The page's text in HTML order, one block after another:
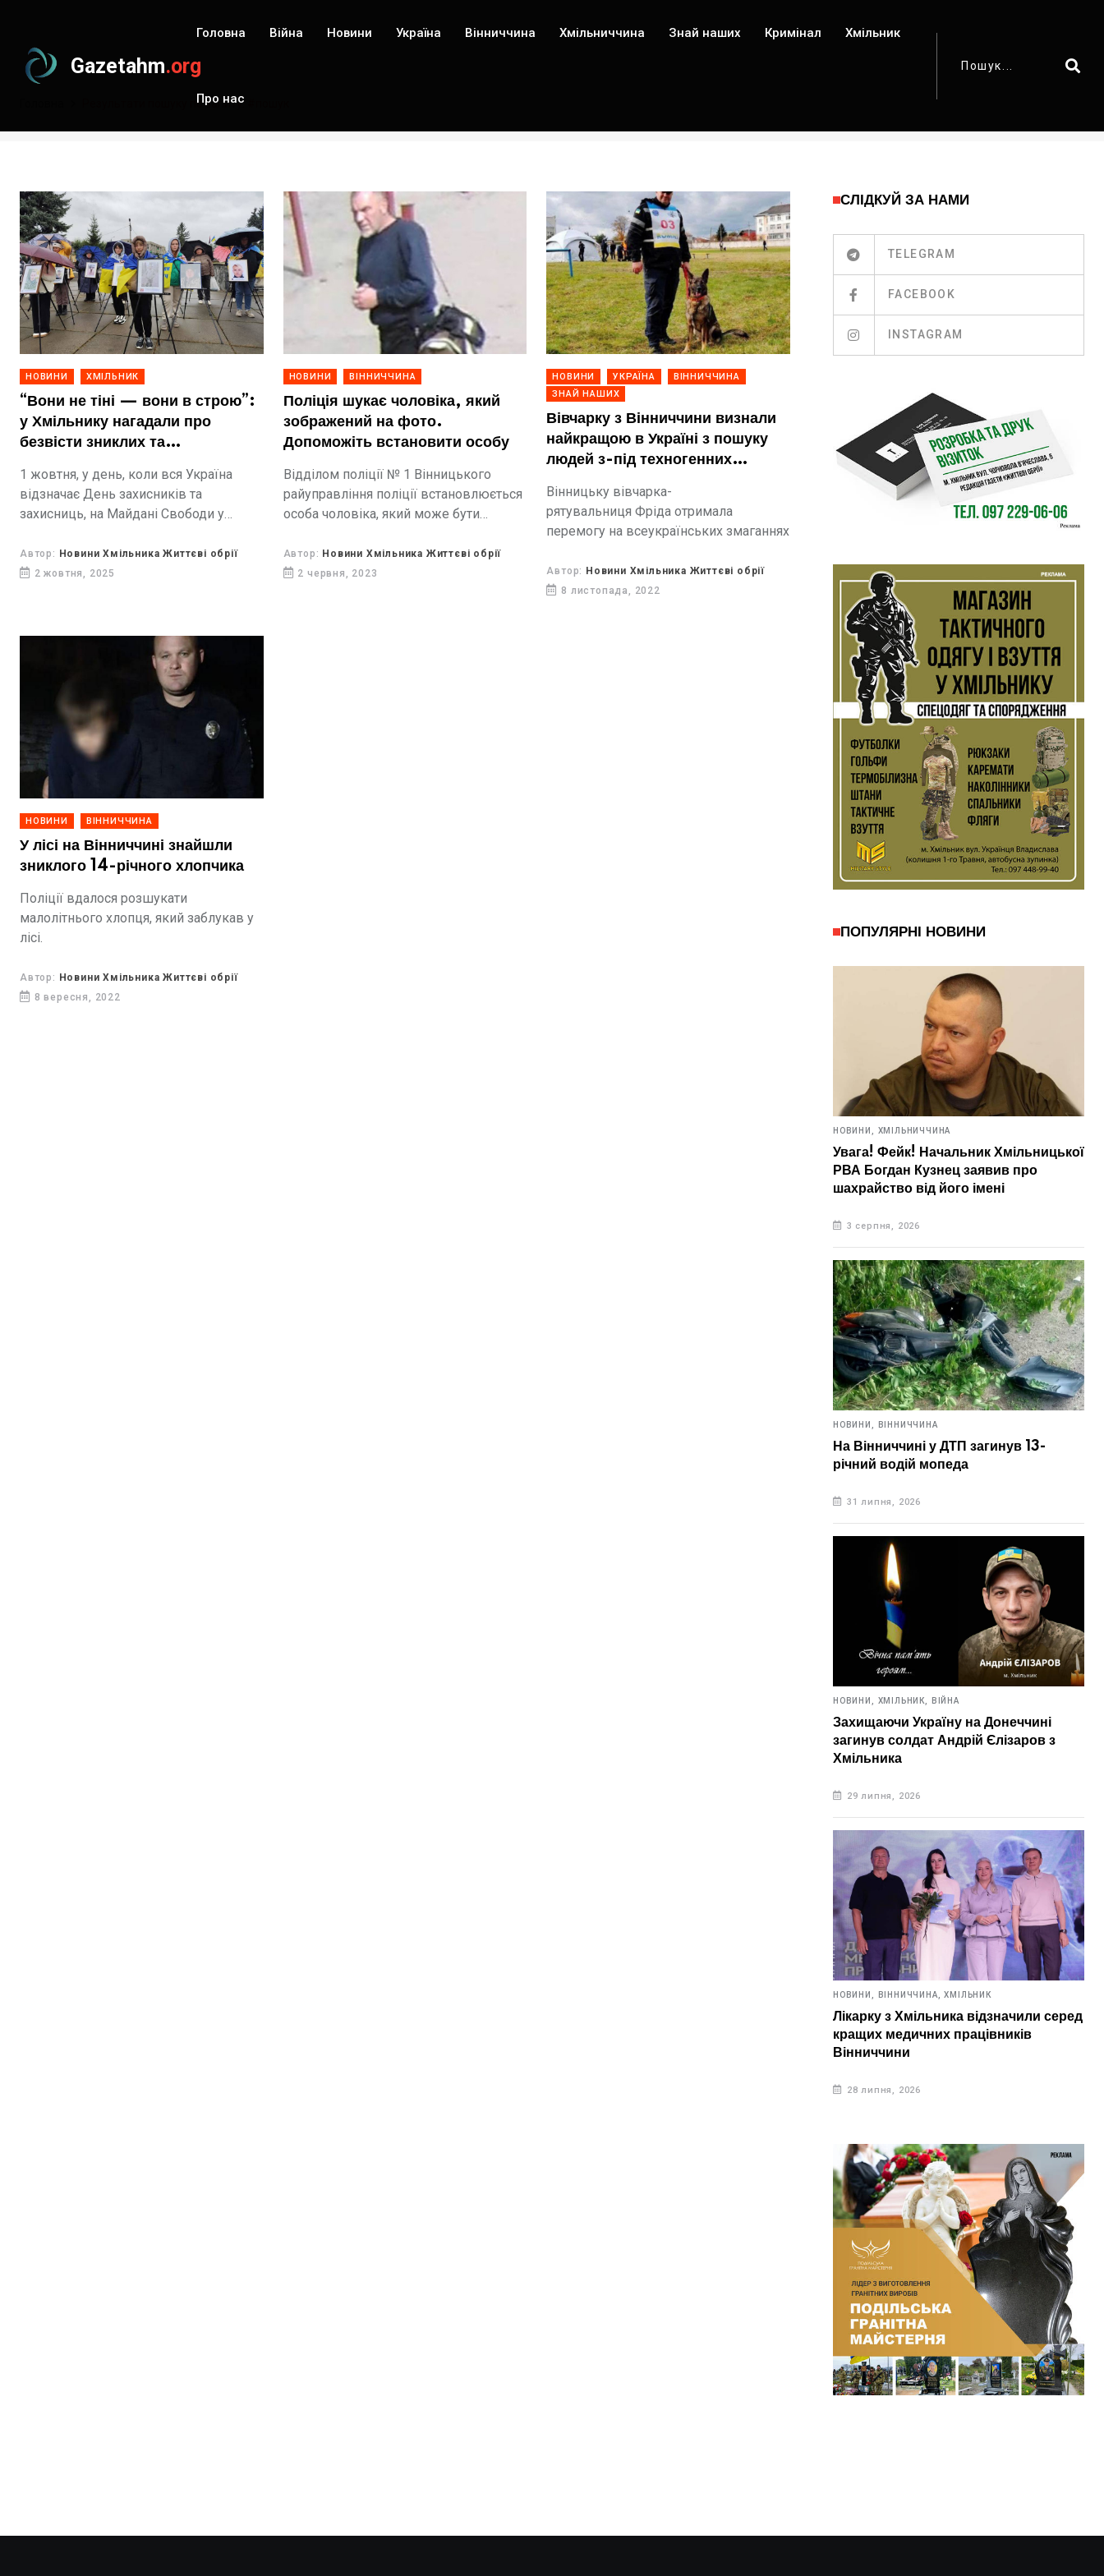
Gazetahm.org
Головна Війна Новини Україна Вінниччина Хмільниччина Знай наших Кримінал Хмільник
Про нас
Результати пошуку по запиту: #пошук
НОВИНИ ХМІЛЬНИК
“Вони не тіні — вони в строю”:
у Хмільнику нагадали про
безвісти зниклих та
1 жовтня, у день, коли вся Україна
відзначає День захисників та
захисниць, на Майдані Свободи у
болю, надії та єдності. Родини безвісти
зниклих та військовополонених
Автор: Новини Хмільника Життєві обрії
2 жовтня, 2025
НОВИНИ ВІННИЧЧИНА
Поліція шукає чоловіка, який
зображений на фото.
Допоможіть встановити особу
Відділом поліції № 1 Вінницького
райуправління поліції встановлюється
особа чоловіка, який може бути
правопорушення по вулиці Короленка
у Вінниці.
Автор: Новини Хмільника Життєві обрії
2 червня, 2023
НОВИНИ УКРАЇНА
ВІННИЧЧИНА
ЗНАЙ НАШИХ
Вівчарку з Вінниччини визнали
найкращою в Україні з пошуку
людей з-під техногенних
Вінницьку вівчарка-
рятувальниця Фріда отримала
перемогу на всеукраїнських змаганнях
Автор: Новини Хмільника Життєві обрії
8 листопада, 2022
НОВИНИ ВІННИЧЧИНА
У лісі на Вінниччині знайшли
зниклого 14-річного хлопчика
Поліції вдалося розшукати
малолітнього хлопця, який заблукав у
лісі.
Автор: Новини Хмільника Життєві обрії
8 вересня, 2022
СЛІДКУЙ ЗА НАМИ
TELEGRAM
FACEBOOK
INSTAGRAM
ПОПУЛЯРНІ НОВИНИ
НОВИНИ, ХМІЛЬНИЧЧИНА
Увага! Фейк! Начальник Хмільницької
РВА Богдан Кузнец заявив про
шахрайство від його імені
3 серпня, 2026
НОВИНИ, ВІННИЧЧИНА
На Вінниччині у ДТП загинув 13-
річний водій мопеда
31 липня, 2026
НОВИНИ, ХМІЛЬНИК, ВІЙНА
Захищаючи Україну на Донеччині
загинув солдат Андрій Єлізаров з
Хмільника
29 липня, 2026
НОВИНИ, ВІННИЧЧИНА, ХМІЛЬНИК
Лікарку з Хмільника відзначили серед
кращих медичних працівників
Вінниччини
28 липня, 2026